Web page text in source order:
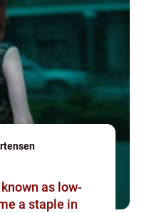
as low-
a staple in